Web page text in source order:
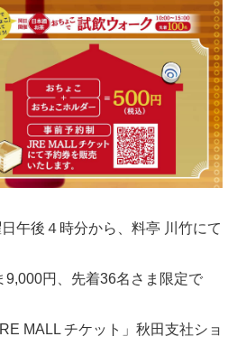
午後４時分から、料亭 川竹にて
9,000円、先着36名さま限定で
MALL チケット」秋田支社ショ